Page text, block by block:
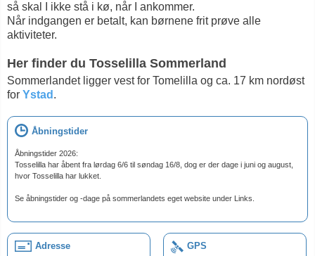
så skal I ikke stå i kø, når I ankommer.
Når indgangen er betalt, kan børnene frit prøve alle
aktiviteter.
Her finder du Tosselilla Sommerland
Sommerlandet ligger vest for Tomelilla og ca. 17 km nordøst
for Ystad .
Åbningstider
Åbningstider 2026:
Tosselilla har åbent fra lørdag 6/6 til søndag 16/8, dog er der dage i juni og august,
hvor Tosselilla har lukket.
Se åbningstider og -dage på sommerlandets eget website under Links.
Adresse GPS